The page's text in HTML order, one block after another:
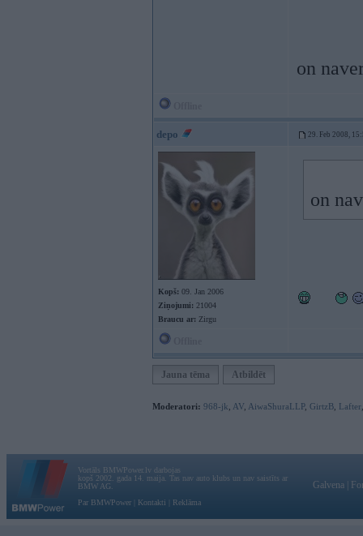
on
depo 29. Feb 2008,
Kopš: 09. Jan 2006
Ziņojumi: 21004
Braucu ar: Zirgu
on
Jauna tēma Atbildēt
Moderatori: 968-jk AV AiwaShuraLLP, GirtzB Lafter
Vortāls BMWPower.lv darbojas
kopš 2002. gada 14. maija. Tas nav auto klubs un nav saistīts ar
BMW AG.
Par BMWPower
Kontakti Reklāma
Galvena